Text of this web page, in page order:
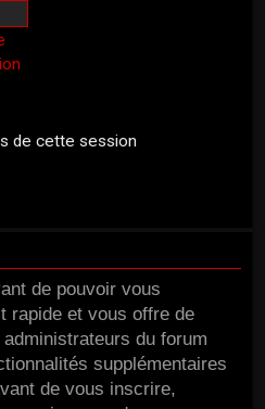
de cette session
de pouvoir vous
rapide et vous offre de
du forum
supplémentaires
de vous inscrire,